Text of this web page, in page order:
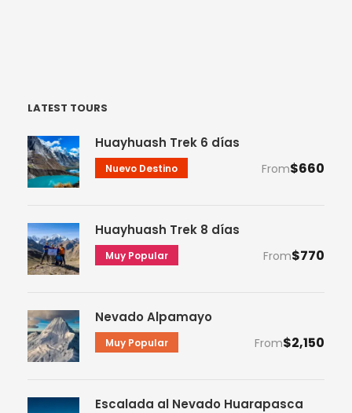
LATEST TOURS
Huayhuash Trek 6 días
Nuevo Destino From$660
Huayhuash Trek 8 días
Muy Popular From$770
Nevado Alpamayo
Muy Popular From$2,150
Escalada al Nevado Huarapasca